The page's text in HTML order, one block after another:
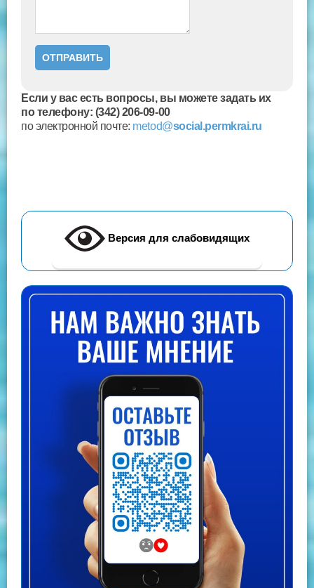
Если у вас есть вопросы, вы можете задать их
по телефону: (342) 206-09-00
по электронной почте: metod@social.permkrai.ru
Версия для слабовидящих